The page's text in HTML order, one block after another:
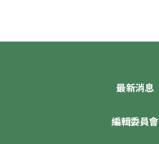
最新消息
編輯委員會